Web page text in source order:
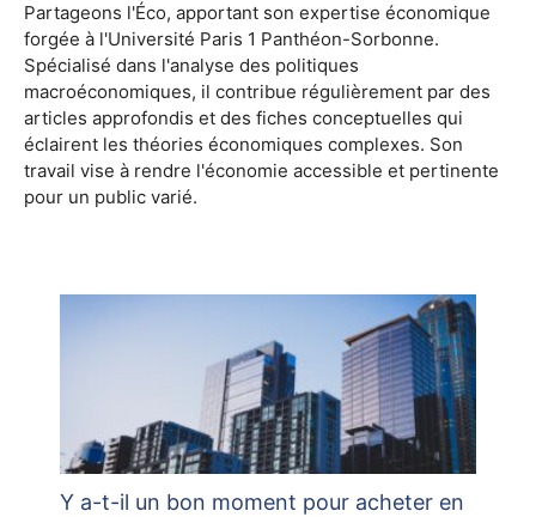
Partageons l'Éco, apportant son expertise économique
forgée à l'Université Paris 1 Panthéon-Sorbonne.
Spécialisé dans l'analyse des politiques
macroéconomiques, il contribue régulièrement par des
articles approfondis et des fiches conceptuelles qui
éclairent les théories économiques complexes. Son
travail vise à rendre l'économie accessible et pertinente
pour un public varié.
Y a-t-il un bon moment pour acheter en